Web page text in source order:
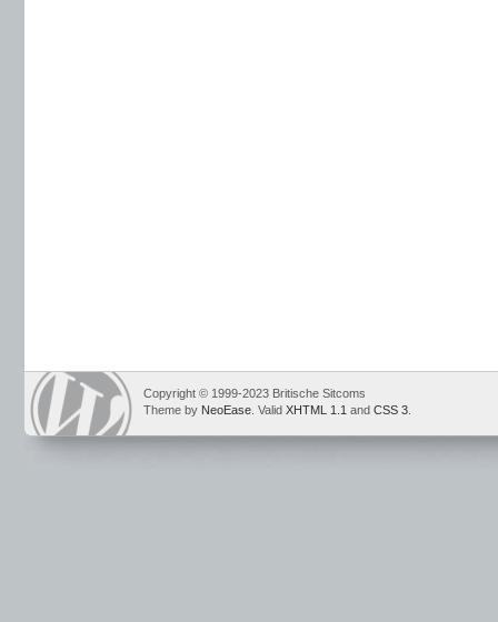
Copyright © 1999-2023 Britische Sitcoms
Theme by NeoEase . Valid XHTML 1.1 and CSS 3